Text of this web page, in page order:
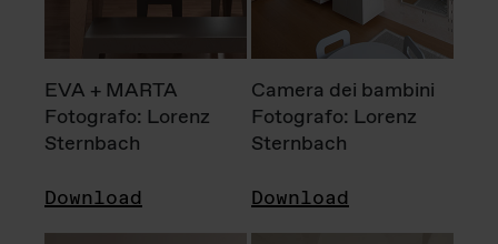
EVA + MARTA
Fotografo: Lorenz
Sternbach
Download
Camera dei bambini
Fotografo: Lorenz
Sternbach
Download